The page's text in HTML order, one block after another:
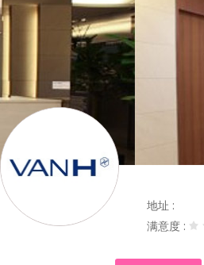
地址 :
满意度 :